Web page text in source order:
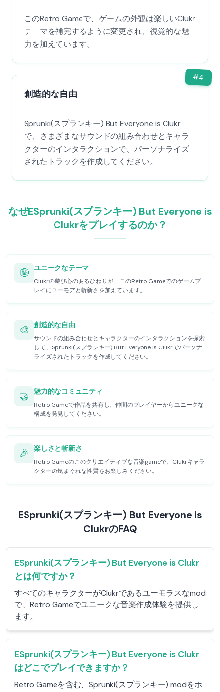
このRetro Gameで、ゲームの外観は楽しいClukr
テーマを補完するように変更され、視覚的な魅
力を加えています。
#4
創造的な自由
Sprunki(スプランキー) But Everyone is Clukr
で、さまざまなサウンドの組み合わせとキャラ
クターのインタラクションで、パーソナライズ
されたトラックを作成してください。
なぜESprunki(スプランキー) But Everyone is
Clukrをプレイするのか？
🤪 ユニークなテーマ
Clukrの遊び心のあるひねりが、このRetro Gameでのゲームプ
レイにユーモアと斬新さを加えています。
🎨 創造的な自由
サウンドの組み合わせとキャラクターのインタラクションを探索
して、Sprunki(スプランキー) But Everyone is Clukrでパーソナ
ライズされたトラックを作成してください。
🤝 魅力的なコミュニティ
Retro Gameで作品を共有し、仲間のプレイヤーからユニークな
構成を発見してください。
🎉 楽しさと斬新さ
Retro Gameのこのクリエイティブな音楽gameで、Clukrキャラ
クターの気まぐれな性質をお楽しみください。
ESprunki(スプランキー) But Everyone is
ClukrのFAQ
ESprunki(スプランキー) But Everyone is Clukr
とは何ですか？
すべてのキャラクターがClukrであるユーモラスなmod
で、Retro Gameでユニークな音楽作成体験を提供し
ます。
ESprunki(スプランキー) But Everyone is Clukr
はどこでプレイできますか？
Retro Gameを含む、Sprunki(スプランキー) modをホ